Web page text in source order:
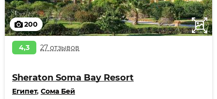
200
4,3 27 отзывов
Sheraton Soma Bay Resort
Египет, Сома Бей